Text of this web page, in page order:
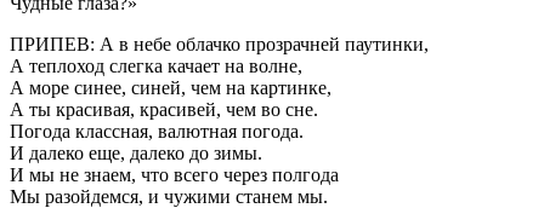
ПРИПЕВ: А в небе облачко прозрачней паутинки,
А теплоход слегка качает на волне,
А море синее, синей, чем на картинке,
А ты красивая, красивей, чем во сне.
Погода классная, валютная погода.
И далеко еще, далеко до зимы.
И мы не знаем, что всего через полгода
Мы разойдемся, и чужими станем мы.